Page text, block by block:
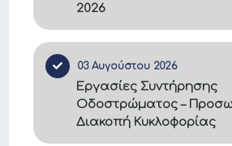
2026
03 Αυγούστου 2026
Εργασίες Συντήρησης
Οδοστρώματος –
Διακοπή Κυκλοφορίας